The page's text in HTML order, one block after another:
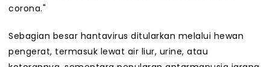
corona."
Sebagian besar hantavirus ditularkan melalui hewan
pengerat, termasuk lewat air liur, urine, atau